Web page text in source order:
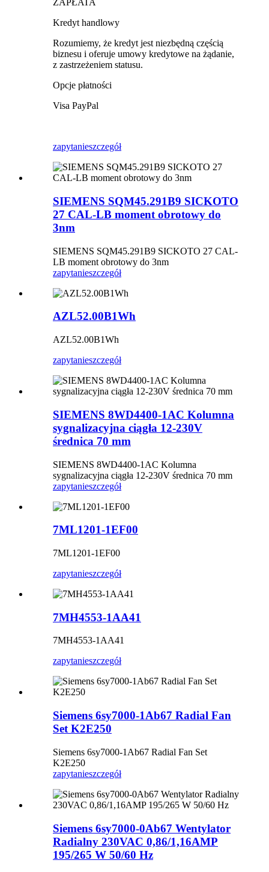
ZAPŁATA
Kredyt handlowy
Rozumiemy, że kredyt jest niezbędną częścią
biznesu i oferuje umowy kredytowe na żądanie,
z zastrzeżeniem statusu.
Opcje płatności
Visa PayPal
zapytanieszczegół
SIEMENS SQM45.291B9 SICKOTO
27 CAL-LB moment obrotowy do
3nm
SIEMENS SQM45.291B9 SICKOTO 27 CAL-
LB moment obrotowy do 3nm
zapytanieszczegół
AZL52.00B1Wh
AZL52.00B1Wh
zapytanieszczegół
SIEMENS 8WD4400-1AC Kolumna
sygnalizacyjna ciągła 12-230V
średnica 70 mm
SIEMENS 8WD4400-1AC Kolumna
sygnalizacyjna ciągła 12-230V średnica 70 mm
zapytanieszczegół
7ML1201-1EF00
7ML1201-1EF00
zapytanieszczegół
7MH4553-1AA41
7MH4553-1AA41
zapytanieszczegół
Siemens 6sy7000-1Ab67 Radial Fan
Set K2E250
Siemens 6sy7000-1Ab67 Radial Fan Set
K2E250
zapytanieszczegół
Siemens 6sy7000-0Ab67 Wentylator
Radialny 230VAC 0,86/1,16AMP
195/265 W 50/60 Hz